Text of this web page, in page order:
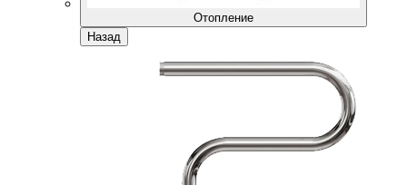
Отопление
Назад